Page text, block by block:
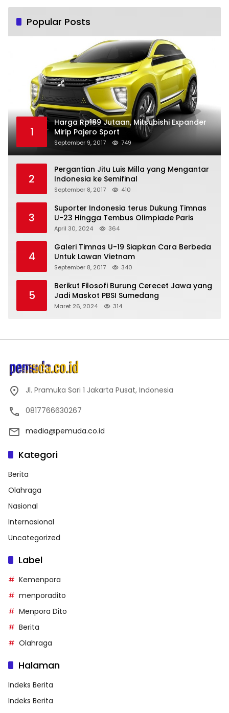
Popular Posts
1
Harga Rp189 Jutaan, Mitsubishi Expander
Mirip Pajero Sport
September 9, 2017 749
2
Pergantian Jitu Luis Milla yang Mengantar
Indonesia ke Semifinal
September 8, 2017 410
3
Suporter Indonesia terus Dukung Timnas
U-23 Hingga Tembus Olimpiade Paris
April 30, 2024 364
4
Galeri Timnas U-19 Siapkan Cara Berbeda
Untuk Lawan Vietnam
September 8, 2017 340
5
Berikut Filosofi Burung Cerecet Jawa yang
Jadi Maskot PBSI Sumedang
Maret 26, 2024 314
Jl. Pramuka Sari 1 Jakarta Pusat, Indonesia
0817766630267
media@pemuda.co.id
Kategori
Berita
Olahraga
Nasional
Internasional
Uncategorized
Label
Kemenpora
menporadito
Menpora Dito
Berita
Olahraga
Halaman
Indeks Berita
Indeks Berita